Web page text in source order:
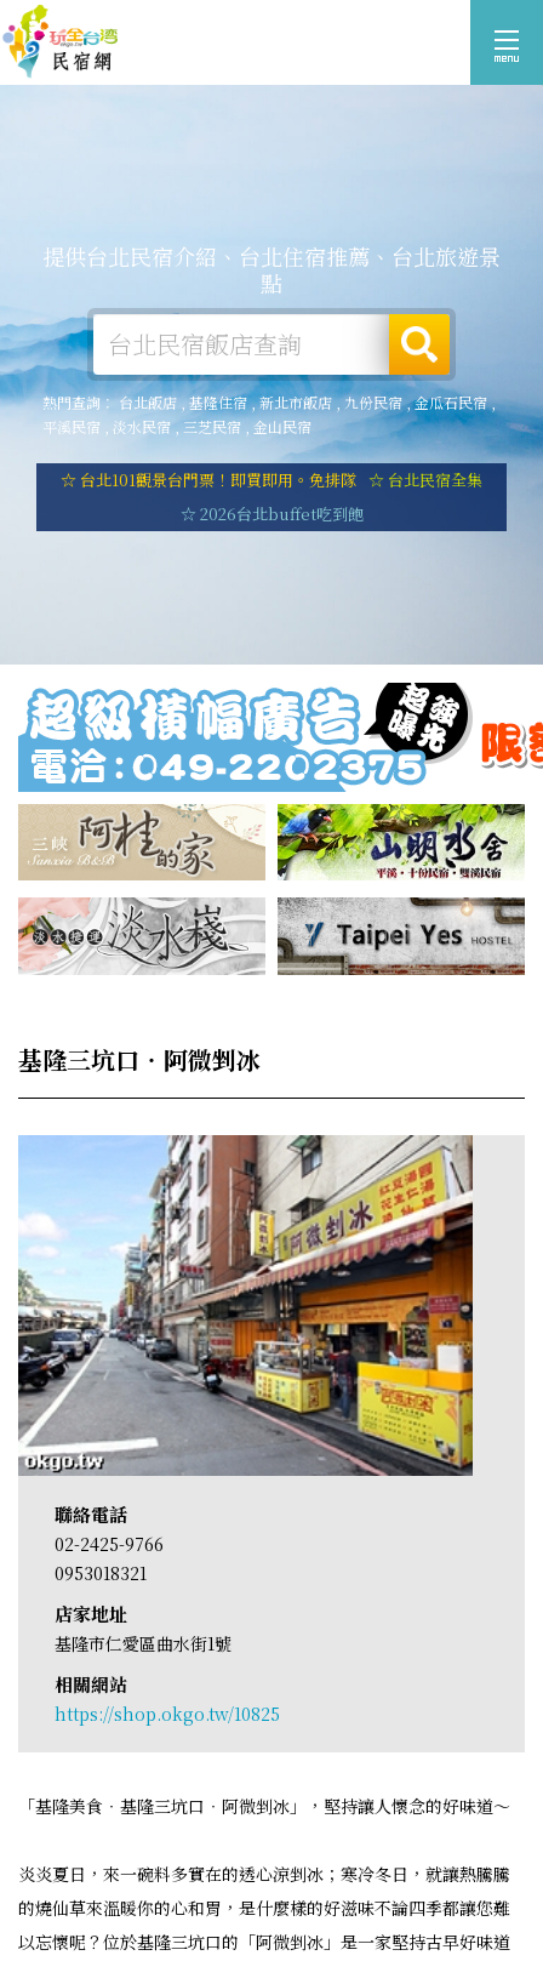
提供台北民宿介紹、台北住宿推薦、台北旅遊景
點
熱門查詢：台北飯店,基隆住宿,新北市飯店,九份民宿,金瓜石民宿,
平溪民宿
淡水民宿 三芝民宿 金山民宿
☆ 台北101觀景台門票！即買即用。免排隊 ☆ 台北民宿全集
☆ 2026台北buffet吃到飽
基隆三坑口‧阿微剉冰
聯絡電話
02-2425-9766
0953018321
店家地址
基隆市仁愛區曲水街1號
相關網站
https://shop.okgo.tw/10825
「基隆美食‧基隆三坑口‧阿微剉冰」，堅持讓人懷念的好味道～
炎炎夏日，來一碗料多實在的透心涼剉冰；寒冷冬日，就讓熱騰騰
的燒仙草來溫暖你的心和胃，是什麼樣的好滋味不論四季都讓您難
以忘懷呢？位於基隆三坑口的「阿微剉冰」是一家堅持古早好味道